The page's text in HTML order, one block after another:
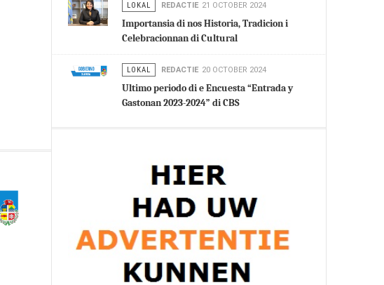
LOKAL REDACTIE 21 OCTOBER 2024
Importansia di nos Historia, Tradicion i
Celebracionnan di Cultural
LOKAL REDACTIE 20 OCTOBER 2024
Ultimo periodo di e Encuesta “Entrada y
Gastonan 2023-2024” di CBS